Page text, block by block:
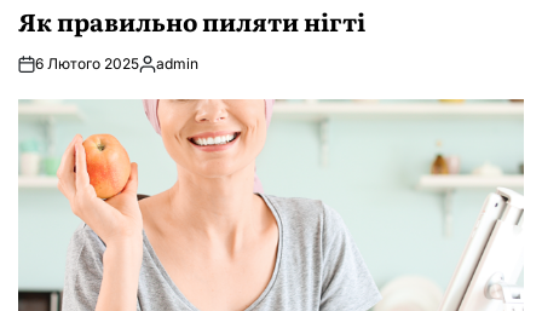
Як правильно пиляти нігті
6 Лютого 2025Опубліковано
admin